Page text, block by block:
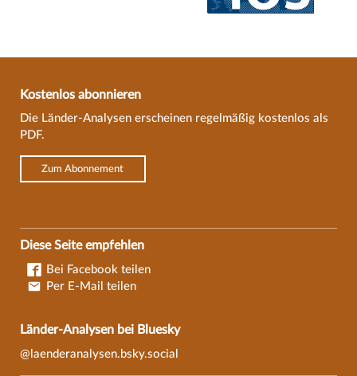
Kostenlos abonnieren
Die Länder-Analysen erscheinen regelmäßig kostenlos als
PDF.
Zum Abonnement
Diese Seite empfehlen
Bei Facebook teilen
Per E-Mail teilen
Länder-Analysen bei Bluesky
@laenderanalysen.bsky.social